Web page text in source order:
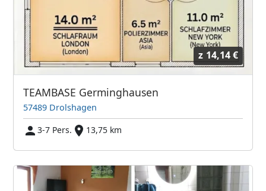
z 14,14 €
TEAMBASE Germinghausen
57489 Drolshagen
3-7 Pers.
13,75 km